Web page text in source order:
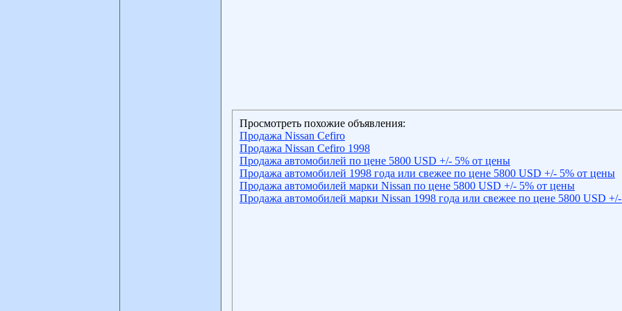
Просмотреть похожие объявления:
Продажа Nissan Cefiro
Продажа Nissan Cefiro 1998
Продажа автомобилей по цене 5800 USD +/- 5% от цены
Продажа автомобилей 1998 года или свежее по цене 5800 USD +/- 5% от цены
Продажа автомобилей марки Nissan по цене 5800 USD +/- 5% от цены
Продажа автомобилей марки Nissan 1998 года или свежее по цене 5800 USD